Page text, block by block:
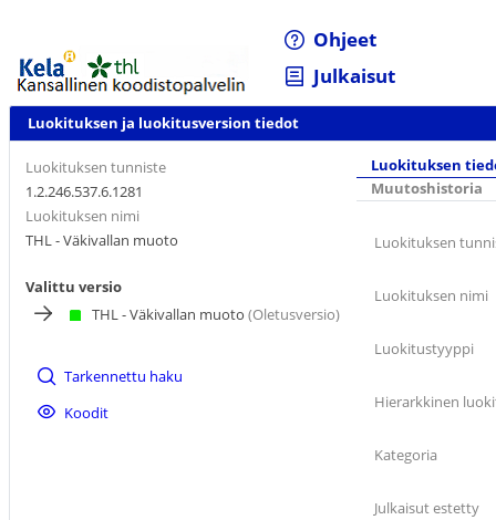
Ohjeet
Julkaisut
Luokituksen ja luokitusversion tiedot
Luokituksen tunniste
1.2.246.537.6.1281
Luokituksen nimi
THL - Väkivallan muoto
Valittu versio
THL - Väkivallan muoto (Oletusversio)
Tarkennettu haku
Koodit
Luokituksen
Muutoshistoria
Luokituksen
Luokituksen nimi
Luokitustyyppi
Hierarkkinen
Kategoria
Julkaisut estetty